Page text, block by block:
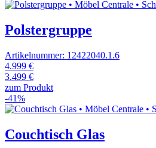
Polstergruppe
Artikelnummer: 12422040.1.6
4.999 €
3.499 €
zum Produkt
-41%
Couchtisch Glas